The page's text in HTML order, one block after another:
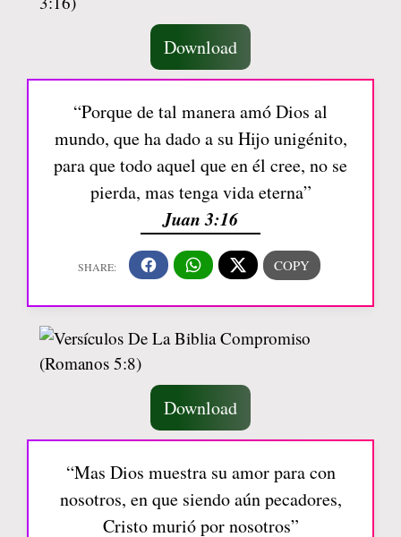
Download
“Porque de tal manera amó Dios al
mundo, que ha dado a su Hijo unigénito,
para que todo aquel que en él cree, no se
pierda, mas tenga vida eterna”
Juan 3:16
Download
“Mas Dios muestra su amor para con
nosotros, en que siendo aún pecadores,
Cristo murió por nosotros”